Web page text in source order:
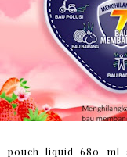
pouch liquid 680